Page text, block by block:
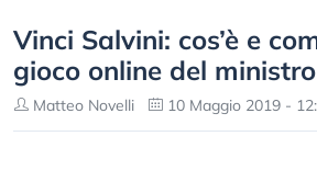
Vinci Salvini: cos’è e
gioco online del ministro
Matteo Novelli 10 Maggio 2019 -